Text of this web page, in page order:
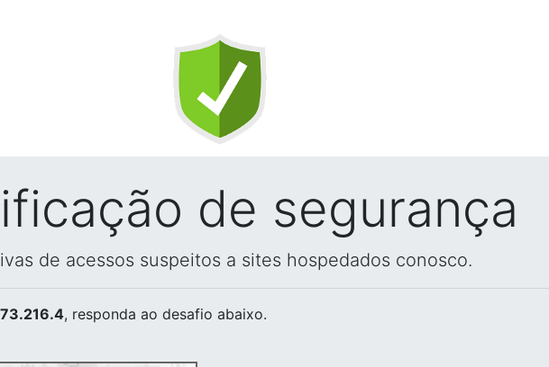
de segurança
de acessos suspeitos a sites hospedados conosco.
, responda ao desafio abaixo.